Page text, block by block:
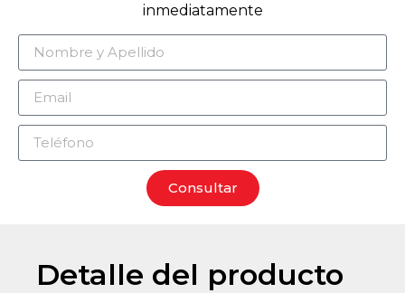
inmediatamente
Consultar
Detalle del producto